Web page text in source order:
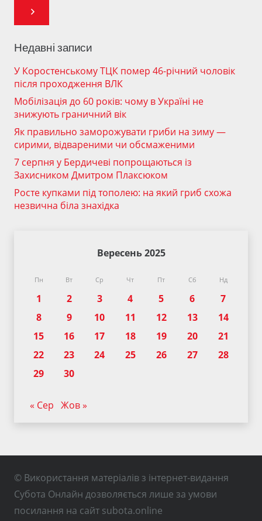
Недавні записи
У Коростенському ТЦК помер 46-річний чоловік
після проходження ВЛК
Мобілізація до 60 років: чому в Україні не
знижують граничний вік
Як правильно заморожувати гриби на зиму —
сирими, відвареними чи обсмаженими
7 серпня у Бердичеві попрощаються із
Захисником Дмитром Плаксюком
Росте купками під тополею: на який гриб схожа
незвична біла знахідка
Вересень 2025
Пн Вт Ср Чт Пт Сб Нд
1 2 3 4 5 6
7
8
9 10 11 12 13
14
15
16 17 18 19 20
21
22
23 24 25 26 27
28
29
30
« Сер Жов »
© Використання матеріалів з інтернет-видання
Субота Онлайн дозволяється лише за умови
посилання на сайт subota.online